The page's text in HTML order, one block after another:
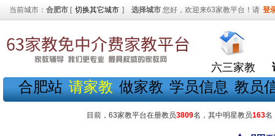
当前城市： 合肥市 [ 切换其它城市 ] 选择城市 您好，欢迎来63家教平台！请 登
六三家教
合肥站 请家教 做家教 学员信息 教员
目前，63家教平台在册教员3809名，其中明星教员163名